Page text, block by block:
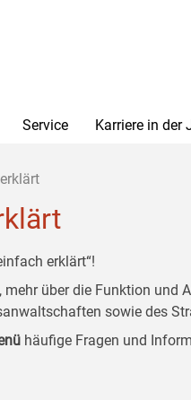
Service Karriere in der
erklärt“!
mehr über die Funktion
sowie des
häufige Fragen und